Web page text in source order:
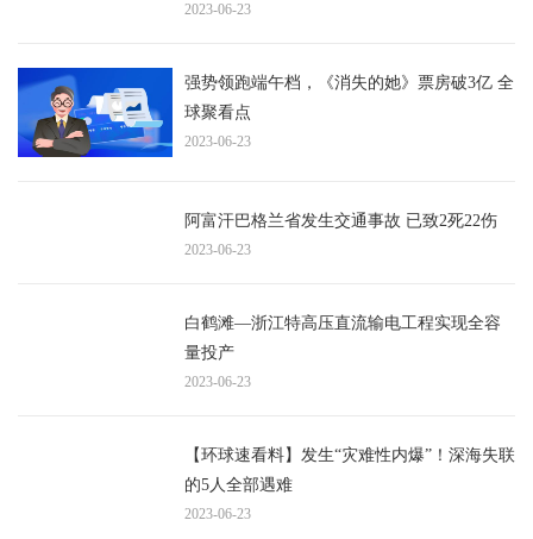
2023-06-23
强势领跑端午档，《消失的她》票房破3亿 全
球聚看点
2023-06-23
阿富汗巴格兰省发生交通事故 已致2死22伤
2023-06-23
白鹤滩—浙江特高压直流输电工程实现全容
量投产
2023-06-23
【环球速看料】发生“灾难性内爆”！深海失联
的5人全部遇难
2023-06-23